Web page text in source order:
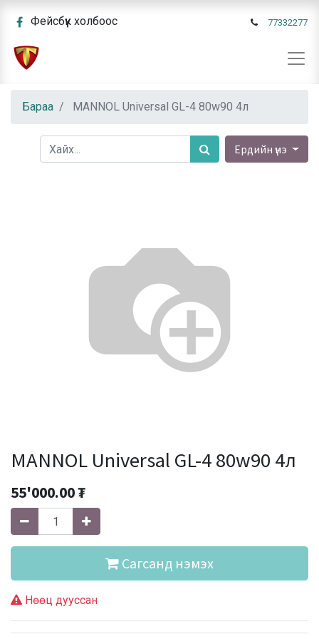
Фейсбүүк холбоос 77332277
Бараа MANNOL Universal GL-4 80w90 4л
Ердийн үнэ
MANNOL Universal GL-4 80w90 4л
55'000.00₮
Сагсанд нэмэх
Нөөц дууссан